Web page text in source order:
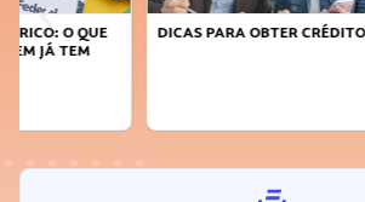
DICAS PARA OBTER CRÉDITO
FAÇA A